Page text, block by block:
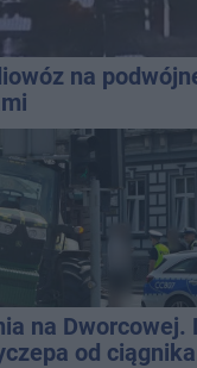
na
na Dworcowej.
od ciągnika